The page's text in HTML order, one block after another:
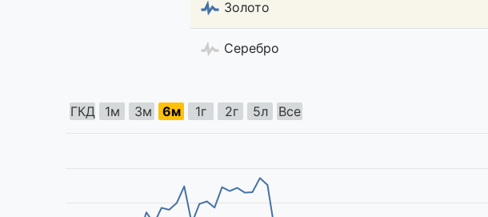
Золото
Серебро
ГКД 1м 3м 6м 1г 2г 5л Все